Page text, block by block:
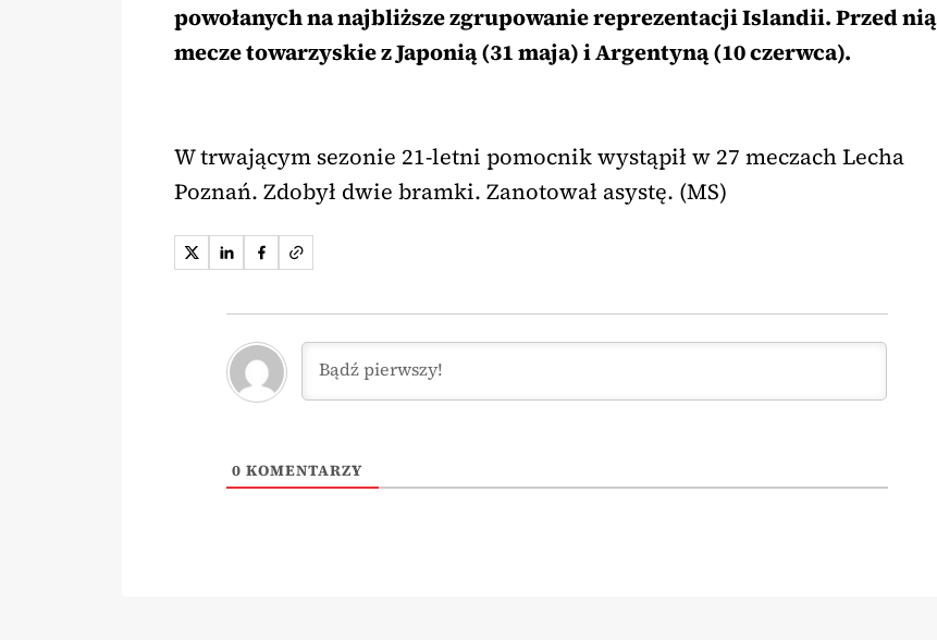
powołanych na najbliższe zgrupowanie reprezentacji Islandii. Przed nią
mecze towarzyskie z Japonią (31 maja) i Argentyną (10 czerwca).
W trwającym sezonie 21-letni pomocnik wystąpił w 27 meczach Lecha
Poznań. Zdobył dwie bramki. Zanotował asystę. (MS)
0 KOMENTARZY